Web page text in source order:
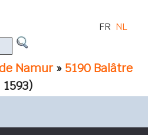
Namur» 5190 Balâtre
FR NL